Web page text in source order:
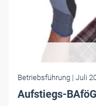
Betriebsführung | Juli
Aufstiegs-